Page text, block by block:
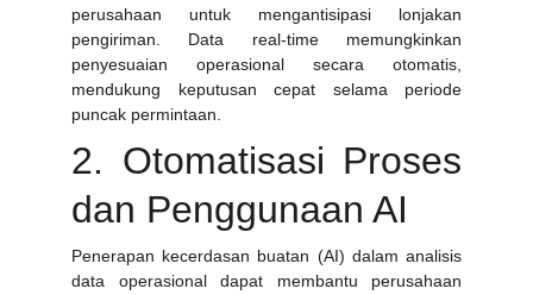
perusahaan untuk mengantisipasi lonjakan
pengiriman. Data real-time memungkinkan
penyesuaian operasional secara otomatis,
mendukung keputusan cepat selama periode
puncak permintaan.
2. Otomatisasi Proses
dan Penggunaan AI
Penerapan kecerdasan buatan (AI) dalam analisis
data operasional dapat membantu perusahaan